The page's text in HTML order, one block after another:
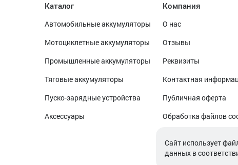
Каталог
Автомобильные аккумуляторы
Мотоциклетные аккумуляторы
Промышленные аккумуляторы
Тяговые аккумуляторы
Пуско-зарядные устройства
Аксессуары
Компания
О нас
Отзывы
Реквизиты
Контактная
Публичная оферта
Обработка файлов
Cайт использует
данных в